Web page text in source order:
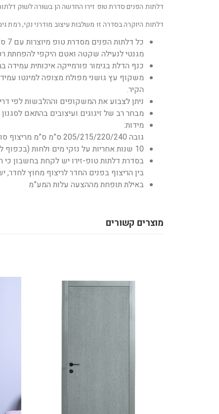
דלתות הפנים סדרת טופ זירו החדשה הן בשורה לשוק
דלתות היוקרה בסדרה זו משלבות עיצוב מודרני נקי,
מגנטי לנעילה שקטה ואטם היקפי להפחתת
כנף הדלת בגימור פורמייקה איכותית עמידה במים בעובי 1.8 מ”מ בגמר
הקיר.
ניתן לצבוע את המשקופים וההלבשות לפי
מבחר רב של זיגוגים ועיצובים בהתאם לסגנון
מידות:
גובה 205/215/220/240 ס”מ ס”מ מריצוף סופי, רוחב 70/80/90 ס”מ, חתך משקוף 9.5/12/14 ס”מ.
10 שנות אחריות על נזקי מים ולחות (בכפוף לתעודת אחריות)
בסדרת דלתות טופ-זירו יש לקחת בחשבון
בין הריצוף בפנים החדר לריצוף מחוץ
באילת תופחת מההצעה עלות המע”מ
מוצרים קשורים